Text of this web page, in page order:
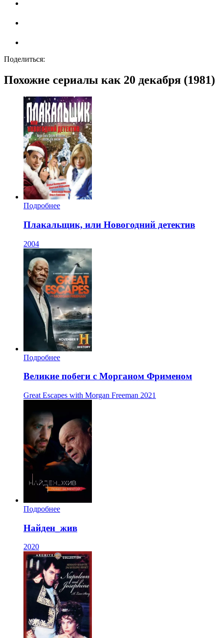
Поделиться:
Похожие сериалы как 20 декабря (1981)
Подробнее
Плакальщик, или Новогодний детектив
2004
Подробнее
Великие побеги с Морганом Фрименом
Great Escapes with Morgan Freeman 2021
Подробнее
Найден_жив
2020